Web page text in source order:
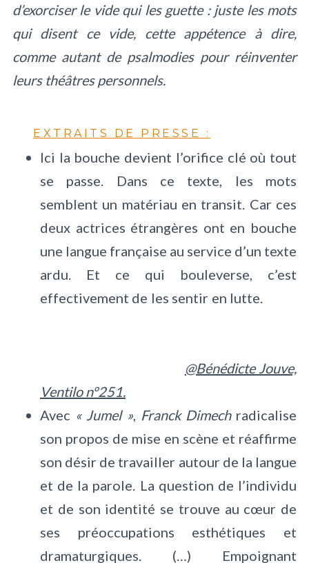
d’exorciser le vide qui les guette : juste les mots
qui disent ce vide, cette appétence à dire,
comme autant de psalmodies pour réinventer
leurs théâtres personnels.
EXTRAITS DE PRESSE :
Ici la bouche devient l’orifice clé où tout
se passe. Dans ce texte, les mots
semblent un matériau en transit. Car ces
deux actrices étrangères ont en bouche
une langue française au service d’un texte
ardu. Et ce qui bouleverse, c’est
effectivement de les sentir en lutte.
@Bénédicte Jouve,
Ventilo n°251.
Avec « Jumel », Franck Dimechradicalise
son propos de mise en scène et réaffirme
son désir de travailler autour de la langue
et de la parole. La question de l’individu
et de son identité se trouve au cœur de
ses préoccupations esthétiques et
dramaturgiques. (…) Empoignant